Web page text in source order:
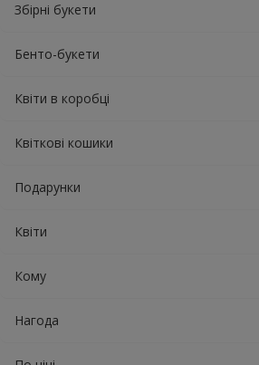
Збірні букети
Бенто-букети
Квіти в коробці
Квіткові кошики
Подарунки
Квіти
Кому
Нагода